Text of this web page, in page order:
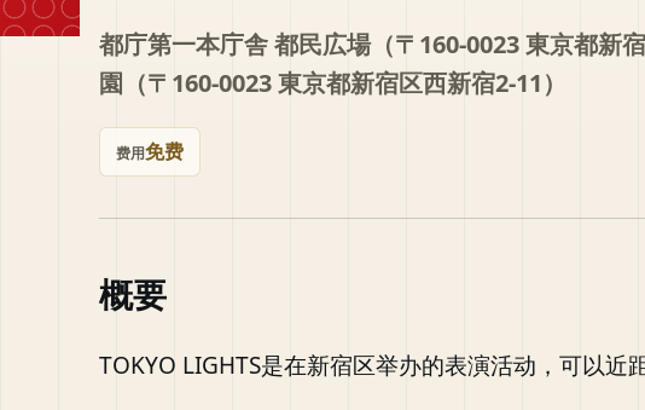
都庁第一本庁舎 都民広場（〒160-0023 東京都新
園（〒160-0023 東京都新宿区西新宿2-11）
费用免费
概要
TOKYO LIGHTS是在新宿区举办的表演活动，可以近